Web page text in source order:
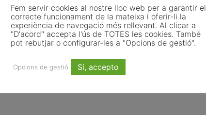
de l’Arrelament
de superfície i 12 municipis, amb uns 11.400
Corbera d’Ebre, el Pinell de Brai, Horta de
Prat de Comte, Vilalba dels Arcs i la capital
ha estat la reducció esglaonada de la seva
Fem servir cookies al nostre lloc web per a garantir el
correcte funcionament de la mateixa i oferir-li la
experiència de navegació més rellevant. Al clicar a
"D'acord" accepta l'ús de TOTES les cookies. També
pot rebutjar o configurar-les a "Opcions de gestió".
Opcions de gestió Sí, accepto